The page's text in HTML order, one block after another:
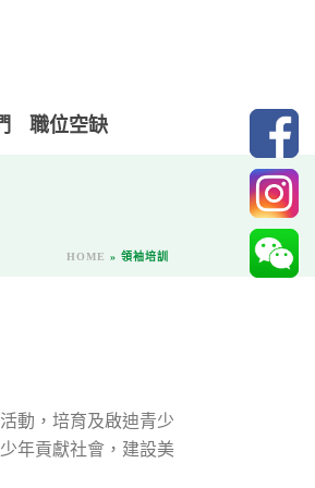
職位空缺
HOME » 領袖培訓
，培育及啟迪青少
年貢獻社會，建設美